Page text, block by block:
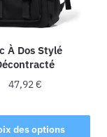
À Dos Stylé
47,92€
des options
produit